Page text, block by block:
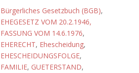
Bürgerliches Gesetzbuch (BGB),
EHEGESETZ VOM 20.2.1946,
FASSUNG VOM 14.6.1976,
EHERECHT, Ehescheidung,
EHESCHEIDUNGSFOLGE,
FAMILIE, GUETERSTAND,